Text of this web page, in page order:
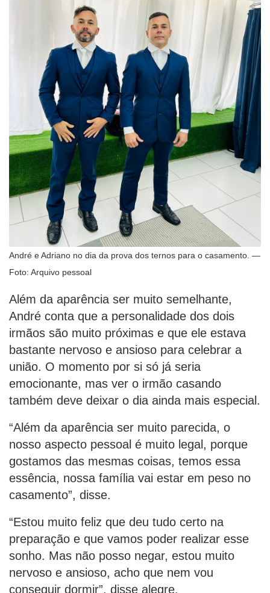
André e Adriano no dia da prova dos ternos para o casamento. —
Foto: Arquivo pessoal
Além da aparência ser muito semelhante,
André conta que a personalidade dos dois
irmãos são muito próximas e que ele estava
bastante nervoso e ansioso para celebrar a
união. O momento por si só já seria
emocionante, mas ver o irmão casando
também deve deixar o dia ainda mais especial.
“Além da aparência ser muito parecida, o
nosso aspecto pessoal é muito legal, porque
gostamos das mesmas coisas, temos essa
essência, nossa família vai estar em peso no
casamento”, disse.
“Estou muito feliz que deu tudo certo na
preparação e que vamos poder realizar esse
sonho. Mas não posso negar, estou muito
nervoso e ansioso, acho que nem vou
conseguir dormir”, disse alegre.